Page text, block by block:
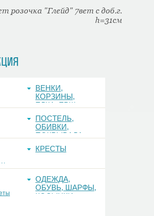
ВЕНКИ,
КОРЗИНЫ,
ЕЛКА, ЕРШ,
ПОСТЕЛЬ,
ОБИВКИ,
ПОКРЫВАЛА
КРЕСТЫ
ОДЕЖДА,
ОБУВЬ, ШАРФЫ,
КОСЫНКИ
розочка "Глейд" 7вет с доб.г.
h=31см